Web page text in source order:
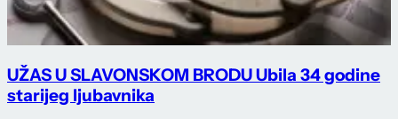
UŽAS U SLAVONSKOM BRODU Ubila 34 godine
starijeg ljubavnika